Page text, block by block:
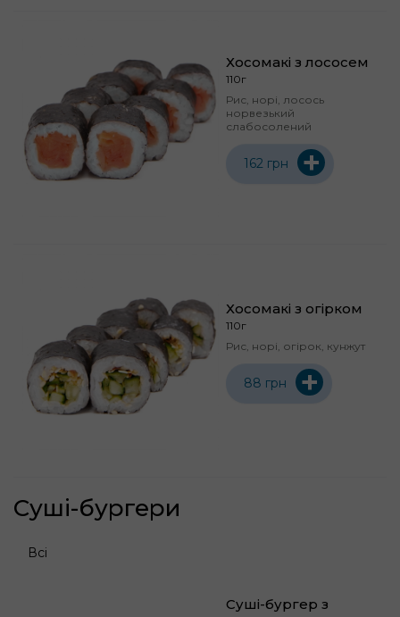
Хосомакі з лососем
110г
Рис, норі, лосось
норвезький
слабосолений
162 грн +
Хосомакі з огірком
110г
Рис, норі, огірок, кунжут
88 грн +
Суші-бургери
Всі
Суші-бургер з